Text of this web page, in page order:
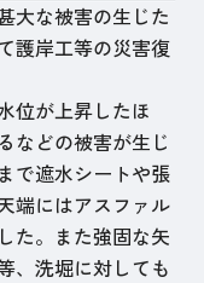
大な被害の生じた
護岸工等の災害復
位が上昇したほ
などの被害が生じ
で遮水シートや張
端にはアスファル
た。また強固な矢
、洗堀に対しても